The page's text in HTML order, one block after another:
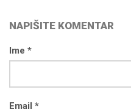
NAPIŠITE KOMENTAR
Ime *
Email *